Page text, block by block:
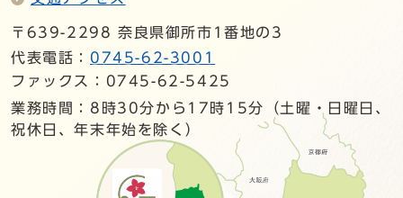
〒639-2298 奈良県御所市1番地の3
代表電話： 0745-62-3001
ファックス：0745-62-5425
業務時間：8時30分から17時15分（土曜・日曜日、
祝休日、年末年始を除く）